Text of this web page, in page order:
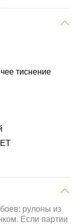
тиснение
рулоны из
Если партии